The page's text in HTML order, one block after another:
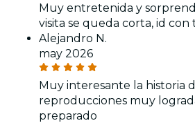
Muy entretenida y
visita se queda corta, id con
Alejandro N.
may 2026
Muy interesante la historia
reproducciones muy
preparado